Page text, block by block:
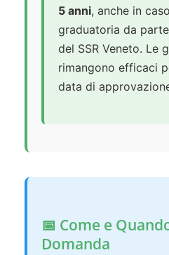
5 anni, anche in
graduatoria da
del SSR Veneto. Le
rimangono efficaci
data di
📅 Come e
Domanda